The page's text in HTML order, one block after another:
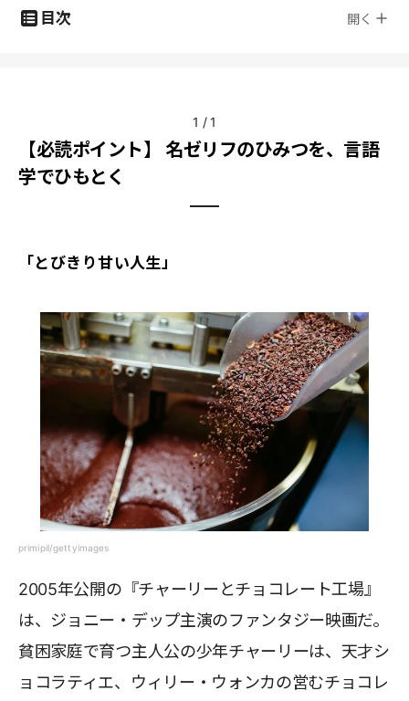
目次 開く
1 /1
【必読ポイント】 名ゼリフのひみつを、言語
学でひもとく
「とびきり甘い人生」
primipil/gettyimages
2005年公開の『チャーリーとチョコレート工場』
は、ジョニー・デップ主演のファンタジー映画だ。
貧困家庭で育つ主人公の少年チャーリーは、天才シ
ョコラティエ、ウィリー・ウォンカの営むチョコレ